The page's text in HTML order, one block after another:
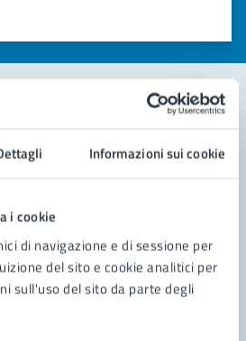
Informazioni sui cookie
i cookie
di navigazione e di sessione per
del sito e cookie analitici per
sull'uso del sito da parte degli
(da 1 a 5 stelle)
stelle per valutare la chiarezza delle
5 stelle su 5
su 5
su 5
5
frequenti